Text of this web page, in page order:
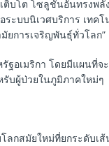
ติบโต โซลูชันอันทรงพลั
ระบบนิเวศบริการ เทค
ยการเจริญพันธุ์ทั่วโลก”
อเมริกา โดยมีแผนที่จ
บผู้ป่วยในภูมิภาคใหม่ๆ
ลกสมัยใหม่ที่ยกระดับเ